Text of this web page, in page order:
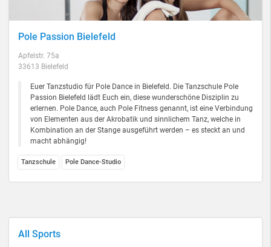
Pole Passion Bielefeld
Apfelstr. 75a
33613 Bielefeld
Euer Tanzstudio für Pole Dance in Bielefeld. Die Tanzschule Pole
Passion Bielefeld lädt Euch ein, diese wunderschöne Disziplin zu
erlernen. Pole Dance, auch Pole Fitness genannt, ist eine Verbindung
von Elementen aus der Akrobatik und sinnlichem Tanz, welche in
Kombination an der Stange ausgeführt werden – es steckt an und
macht abhängig!
Tanzschule Pole Dance-Studio
All Sports